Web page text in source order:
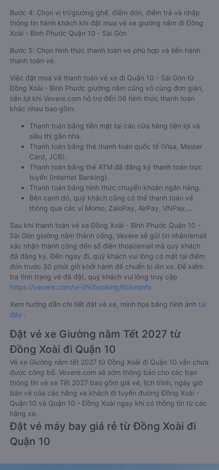
Bước 4: Chọn vị trí/giường ghế, điểm đón, điểm trả và nhập
thông tin hành khách khi đặt mua vé xe giường nằm đi Đồng
Xoài - Bình Phước Quận 10 - Sài Gòn
Bước 5: Chọn hình thức thanh toán vé phù hợp và tiến hành
thanh toán vé.
Việc đặt mua và thanh toán vé xe đi Quận 10 - Sài Gòn từ
Đồng Xoài - Bình Phước giường nằm cũng vô cùng đơn giản,
tiện lợi khi Vexere.com hỗ trợ đến 06 hình thức thanh toán
khác nhau bao gồm:
Thanh toán bằng tiền mặt tại các cửa hàng tiện lợi và
siêu thị gần nhà.
Thanh toán bằng thẻ thanh toán quốc tế (Visa, Master
Card, JCB).
Thanh toán bằng thẻ ATM đã đăng ký thanh toán trực
tuyến (Internet Banking).
Thanh toán bằng hình thức chuyển khoản ngân hàng.
Bên cạnh đó, quý khách cũng có thể thanh toán vé
thông qua các ví Momo, ZaloPay, AirPay, VNPay,…
Sau khi thanh toán vé xe Đồng Xoài - Bình Phước Quận 10 -
Sài Gòn giường nằm thành công, Vexere sẽ gửi tin nhắn/email
xác nhận thành công đến số điện thoại/email mà quý khách
đã đăng ký. Đến ngày đi, quý khách vui lòng có mặt tại điểm
đón trước 30 phút giờ khởi hành để chuẩn bị lên xe. Để kiểm
tra tình trạng vé đã đặt, quý khách vui lòng truy cập
https://vexere.com/vi-VN/booking/ticketinfo
Xem hướng dẫn chi tiết đặt vé xe, minh họa bằng hình ảnh tại
đây .
Đặt vé xe Giường nằm Tết 2027 từ
Đồng Xoài đi Quận 10
Vé xe Giường nằm tết 2027 từ Đồng Xoài đi Quận 10 vẫn chưa
được công bố. Vexere.com sẽ sớm thông báo cho các bạn
thông tin vé xe Tết 2027 bao gồm giá vé, lịch trình, ngày giờ
bán vé của các hãng xe khách đi tuyến đường Đồng Xoài -
Quận 10 và Quận 10 - Đồng Xoài ngay khi có thông tin từ các
hãng xe.
Đặt vé máy bay giá rẻ từ Đồng Xoài đi
Quận 10